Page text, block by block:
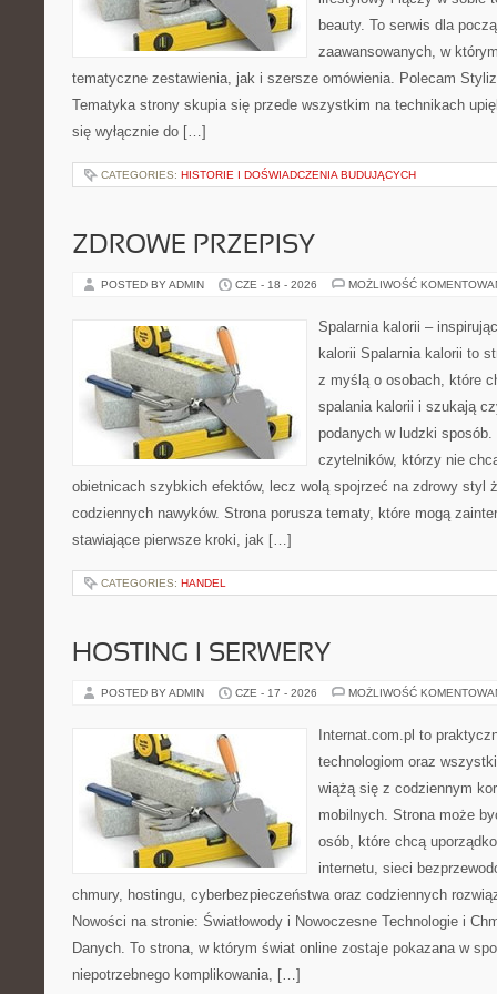
beauty. To serwis dla
zaawansowanych, w
tematyczne zestawienia, jak i szersze omówienia. Polecam
Tematyka strony skupia się przede wszystkim na technikach
się wyłącznie do […]
CATEGORIES: HISTORIE I DOŚWIADCZENIA BUDUJĄCYCH
ZDROWE PRZEPISY
POSTED BY ADMIN CZE - 18 - 2026 MOŻLIWOŚĆ
Spalarnia kalorii –
kalorii Spalarnia kalorii to
z myślą o osobach, które
spalania kalorii i szukają
podanych w ludzki sposób.
czytelników, którzy nie
obietnicach szybkich efektów, lecz wolą spojrzeć na zdrowy styl
codziennych nawyków. Strona porusza tematy, które mogą
stawiające pierwsze kroki, jak […]
CATEGORIES: HANDEL
HOSTING I SERWERY
POSTED BY ADMIN CZE - 17 - 2026 MOŻLIWOŚĆ
Internat.com.pl to
technologiom oraz
wiążą się z codziennym
mobilnych. Strona może
osób, które chcą
internetu, sieci
chmury, hostingu, cyberbezpieczeństwa oraz codziennych
Nowości na stronie: Światłowody i Nowoczesne Technologie i
Danych. To strona, w którym świat online zostaje pokazana w
niepotrzebnego komplikowania, […]